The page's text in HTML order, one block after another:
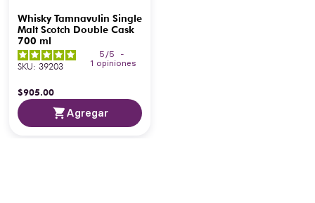
Whisky Tamnavulin Single
Malt Scotch Double Cask
700 ml
5 /5
-
1 opiniones
SKU: 39203
$905.00
Agregar